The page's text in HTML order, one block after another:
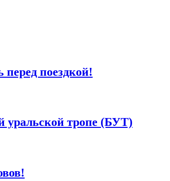
поездкой!
уральской тропе (БУТ)